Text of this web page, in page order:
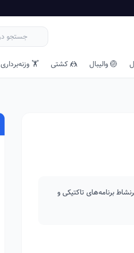
🏐 والیبال 🤼 کشتی 🏋️ وزنه‌برداری
برنامه‌های تاکتیکی و